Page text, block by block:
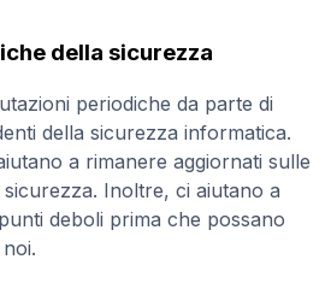
della sicurezza
periodiche da parte di
della sicurezza informatica.
a rimanere aggiornati sulle
Inoltre, ci aiutano a
deboli prima che possano